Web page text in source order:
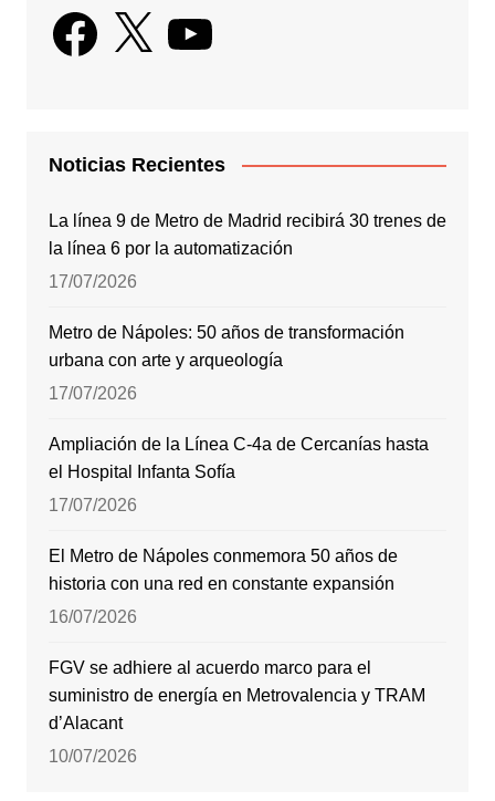
Facebook
X YouTube
Noticias Recientes
La línea 9 de Metro de Madrid recibirá 30 trenes de
la línea 6 por la automatización
17/07/2026
Metro de Nápoles: 50 años de transformación
urbana con arte y arqueología
17/07/2026
Ampliación de la Línea C-4a de Cercanías hasta
el Hospital Infanta Sofía
17/07/2026
El Metro de Nápoles conmemora 50 años de
historia con una red en constante expansión
16/07/2026
FGV se adhiere al acuerdo marco para el
suministro de energía en Metrovalencia y TRAM
d’Alacant
10/07/2026